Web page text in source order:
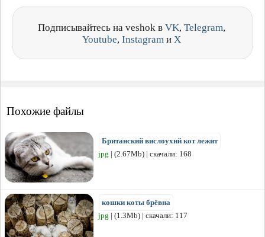
Подписывайтесь на veshok в VK, Telegram,
Youtube, Instagram и X
Похожие файлы
Британский вислоухий кот лежит
jpg | (2.67Mb) | скачали: 168
кошки коты брёвна
jpg | (1.3Mb) | скачали: 117